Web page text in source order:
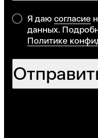
Я даю согласие
данных.
Политике